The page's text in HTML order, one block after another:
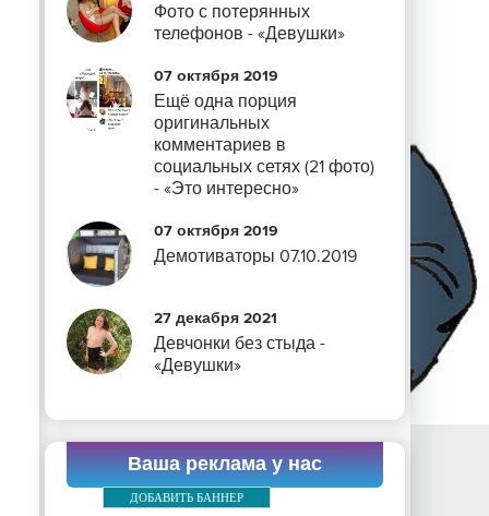
Фото с потерянных
телефонов - «Девушки»
07 октября 2019
Ещё одна порция
оригинальных
комментариев в
социальных сетях (21 фото)
- «Это интересно»
07 октября 2019
Демотиваторы 07.10.2019
27 декабря 2021
Девчонки без стыда -
«Девушки»
Ваша реклама у нас
ДОБАВИТЬ БАННЕР